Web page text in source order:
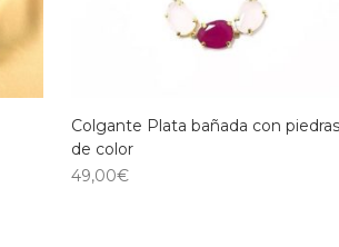
Colgante Plata bañada con piedras
de color
49,00€